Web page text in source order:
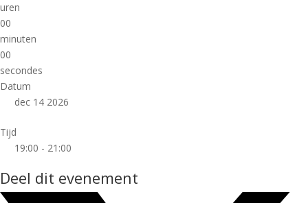
uren
00
minuten
00
secondes
Datum
dec 14 2026
Tijd
19:00 - 21:00
Deel dit evenement